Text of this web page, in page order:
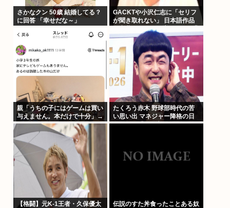
さかなクン 50歳 結婚してる？
に回答 「幸せだな～」
GACKTや小沢仁志に「セリフ
が聞き取れない」 日本語作品
を字幕で見る人が増えている背
景
親「うちの子にはゲームは買い
与えません。本だけで十分」→
結果
たくろう赤木 野球部時代の苦
い思い出 マネジャー降格の日
に母が…「何も言えなくて」
【格闘】元K-1王者・久保優太
伝説のすた丼食ったことある奴